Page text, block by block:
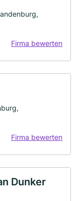
Firma bewerten
Firma bewerten
Dunker